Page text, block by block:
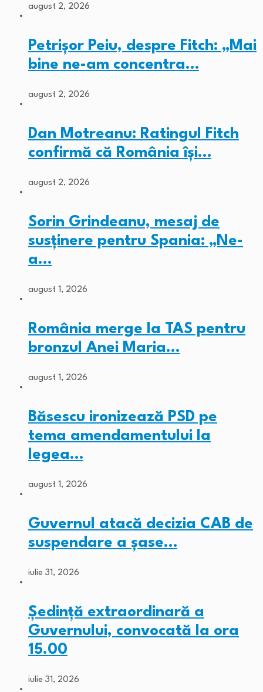
august 2, 2026
Petrișor Peiu, despre Fitch: „Mai
bine ne-am concentra…
august 2, 2026
Dan Motreanu: Ratingul Fitch
confirmă că România își…
august 2, 2026
Sorin Grindeanu, mesaj de
susținere pentru Spania: „Ne-
a…
august 1, 2026
România merge la TAS pentru
bronzul Anei Maria…
august 1, 2026
Băsescu ironizează PSD pe
tema amendamentului la
legea…
august 1, 2026
Guvernul atacă decizia CAB de
suspendare a șase…
iulie 31, 2026
Ședință extraordinară a
Guvernului, convocată la ora
15.00
iulie 31, 2026